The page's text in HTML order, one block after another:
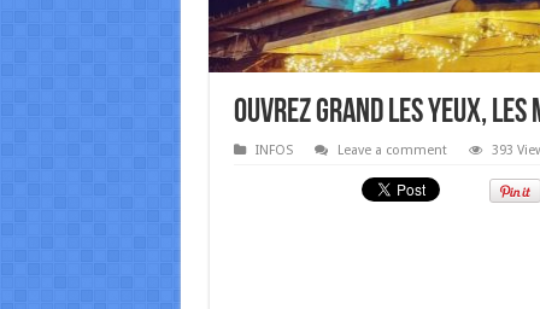
Ouvrez grand les yeux,
INFOS Leave a comment 393